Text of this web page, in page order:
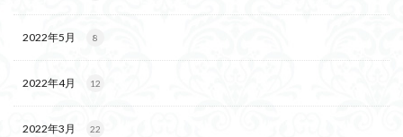
2022年5月 8
2022年4月 12
2022年3月 22